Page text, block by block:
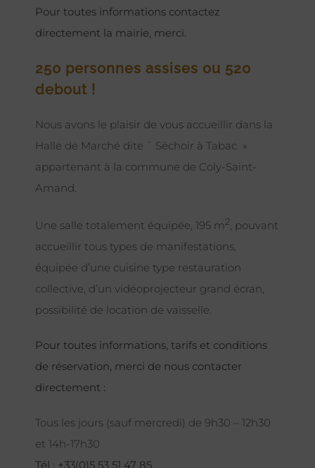
Pour toutes informations contactez
directement la mairie, merci.
250 personnes assises ou 520
debout !
Nous avons le plaisir de vous accueillir dans la
Halle de Marché dite ¨ Séchoir à Tabac »
appartenant à la commune de Coly-Saint-
Amand.
Une salle totalement équipée, 195 m2, pouvant
accueillir tous types de manifestations,
équipée d’une cuisine type restauration
collective, d’un vidéoprojecteur grand écran,
possibilité de location de vaisselle.
Pour toutes informations, tarifs et conditions
de réservation, merci de nous contacter
directement :
Tous les jours (sauf mercredi) de 9h30 – 12h30
et 14h-17h30
Tél : +33(0)5 53 51 47 85